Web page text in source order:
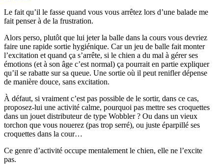
Le fait qu’il le fasse quand vous vous arrêtez lors d’une balade me
fait penser à de la frustration.
Alors perso, plutôt que lui jeter la balle dans la cours vous devriez
faire une rapide sortie hygiénique. Car un jeu de balle fait monter
l’excitation et quand ça s’arrête, si le chien a du mal à gérer ses
émotions (et à son âge c’est normal) ça pourrait en partie expliquer
qu’il se rabatte sur sa queue. Une sortie où il peut renifler dépense
de manière douce, sans excitation.
À défaut, si vraiment c’est pas possible de le sortir, dans ce cas,
proposez-lui une activité calme, pourquoi pas mettre ses croquettes
dans un jouet distributeur de type Wobbler ? Ou dans un vieux
torchon que vous nouerez (pas trop serré), ou juste éparpillé ses
croquettes dans la cour…
Ce genre d’activité occupe mentalement le chien, elle ne l’excite
pas.